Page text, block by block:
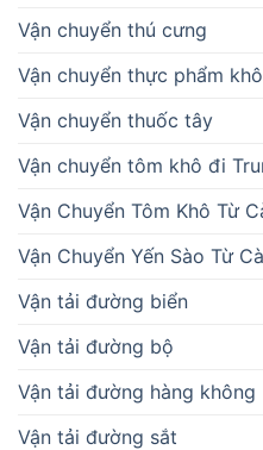
Vận chuyển thú cưng
Vận chuyển thực phẩm
Vận chuyển thuốc tây
Vận chuyển tôm khô đi
Vận Chuyển Tôm Khô Từ
Vận Chuyển Yến Sào Từ
Vận tải đường biển
Vận tải đường bộ
Vận tải đường hàng không
Vận tải đường sắt